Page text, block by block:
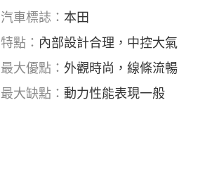
汽車標誌：本田
特點： 內部設計合理，中控大氣
最大優點： 外觀時尚，線條流暢
最大缺點：動力性能表現一般